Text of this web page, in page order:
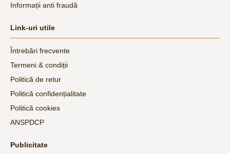
Informații anti fraudă
Link-uri utile
Întrebări frecvente
Termeni & condiții
Politică de retur
Politică confidențialitate
Politică cookies
ANSPDCP
Publicitate